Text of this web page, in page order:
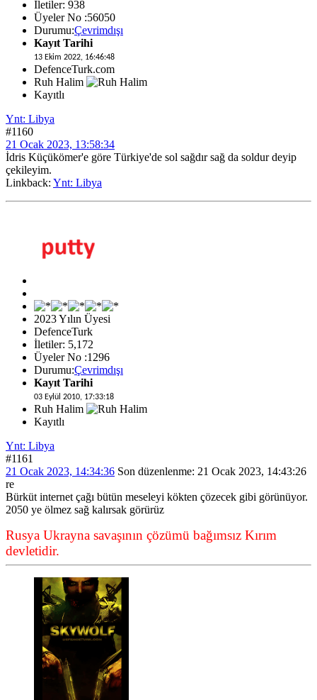
İletiler: 938
Üyeler No :56050
Durumu:Çevrimdışı
Kayıt Tarihi
13 Ekim 2022, 16:46:48
DefenceTurk.com
Ruh Halim
Kayıtlı
Ynt: Libya
#1160
21 Ocak 2023, 13:58:34
İdris Küçükömer'e göre Türkiye'de sol sağdır sağ da soldur deyip
çekileyim.
Linkback: Ynt: Libya
2023 Yılın Üyesi
DefenceTurk
İletiler: 5,172
Üyeler No :1296
Durumu:Çevrimdışı
Kayıt Tarihi
03 Eylül 2010, 17:33:18
Ruh Halim
Kayıtlı
Ynt: Libya
#1161
21 Ocak 2023, 14:34:36 Son düzenlenme: 21 Ocak 2023, 14:43:26
re
Bürküt internet çağı bütün meseleyi kökten çözecek gibi görünüyor.
2050 ye ölmez sağ kalırsak görürüz
Rusya Ukrayna savaşının çözümü bağımsız Kırım
devletidir.